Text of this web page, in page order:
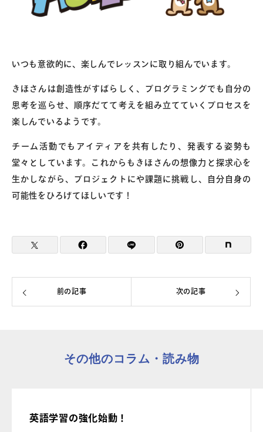
いつも意欲的に、楽しんでレッスンに取り組んでいます。
きほさんは創造性がすばらしく、プログラミングでも自分の
思考を巡らせ、順序だてて考えを組み立てていくプロセスを
楽しんでいるようです。
チーム活動でもアイディアを共有したり、発表する姿勢も
堂々としています。これからもきほさんの想像力と探求心を
生かしながら、プロジェクトにや課題に挑戦し、自分自身の
可能性をひろげてほしいです！
前の記事 次の記事
その他のコラム・読み物
英語学習の強化始動！